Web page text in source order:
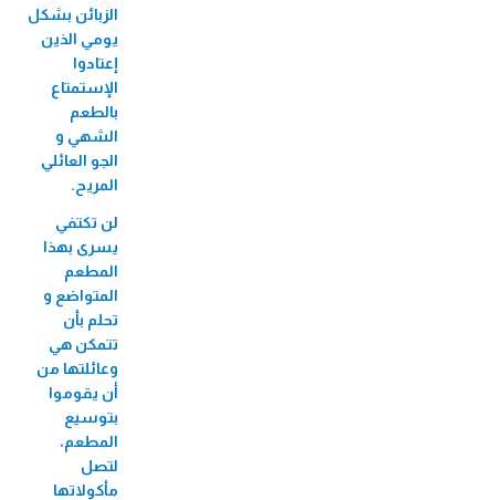
الزبائن بشكل
يومي الذين
إعتادوا
الإستمتاع
بالطعم
الشهي و
الجو العائلي
المريح.
لن تكتفي
يسرى بهذا
المطعم
المتواضع و
تحلم بأن
تتمكن هي
وعائلتها من
أن يقوموا
بتوسيع
المطعم،
لتصل
مأكولاتها